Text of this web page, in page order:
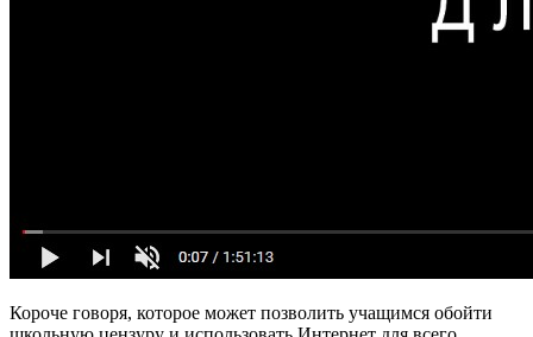
Короче говоря, которое может позволить учащимся обойти